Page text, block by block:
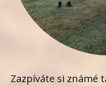
Zazpíváte si známé